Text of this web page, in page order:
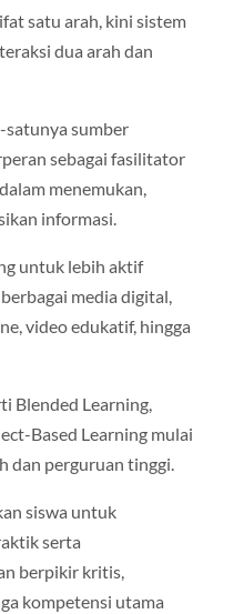
satu arah, kini sistem
dua arah dan
sumber
sebagai fasilitator
menemukan,
informasi.
untuk lebih aktif
media digital,
video edukatif, hingga
Blended Learning,
Based Learning mulai
dan perguruan tinggi.
siswa untuk
serta
berpikir kritis,
kompetensi utama